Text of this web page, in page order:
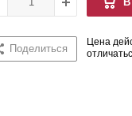
Поделиться
Цена